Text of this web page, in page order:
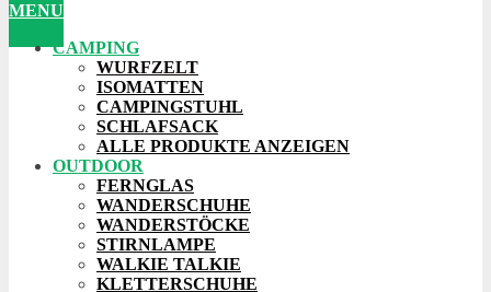
MENU
CAMPING
WURFZELT
ISOMATTEN
CAMPINGSTUHL
SCHLAFSACK
ALLE PRODUKTE ANZEIGEN
OUTDOOR
FERNGLAS
WANDERSCHUHE
WANDERSTÖCKE
STIRNLAMPE
WALKIE TALKIE
KLETTERSCHUHE